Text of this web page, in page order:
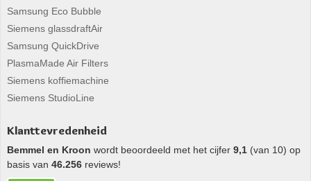
Samsung Eco Bubble
Siemens glassdraftAir
Samsung QuickDrive
PlasmaMade Air Filters
Siemens koffiemachine
Siemens StudioLine
Klanttevredenheid
Bemmel en Kroon wordt beoordeeld met het cijfer 9,1 (van 10) op
basis van 46.256 reviews!